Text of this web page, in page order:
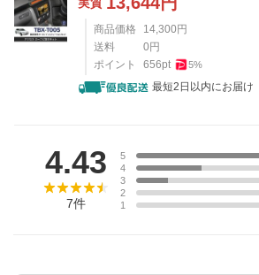
商品価格 14,300 円
送料
0 円
ポイント
656pt 5%
最短2日以内にお届け
4.43
7件
5
4
3
2
1